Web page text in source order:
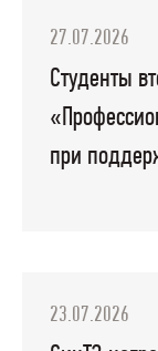
27.07.2026
Студенты
при
23.07.2026